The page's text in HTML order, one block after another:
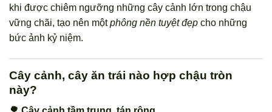
khi được chiêm ngưỡng những cây cảnh lớn trong chậu
vững chãi, tạo nên mộtphông nền tuyệt đẹp cho những
bức ảnh kỷ niệm.
Cây cảnh, cây ăn trái nào hợp chậu tròn
này?